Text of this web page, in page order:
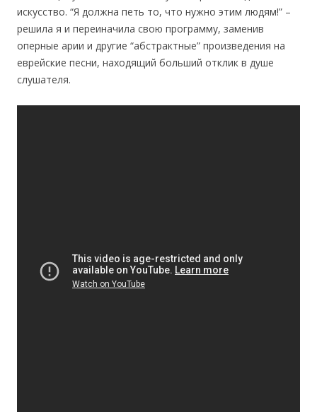
искусство. “Я должна петь то, что нужно этим людям!” –
решила я и переиначила свою программу, заменив
оперные арии и другие “абстрактные” произведения на
еврейские песни, находящий больший отклик в душе
слушателя.